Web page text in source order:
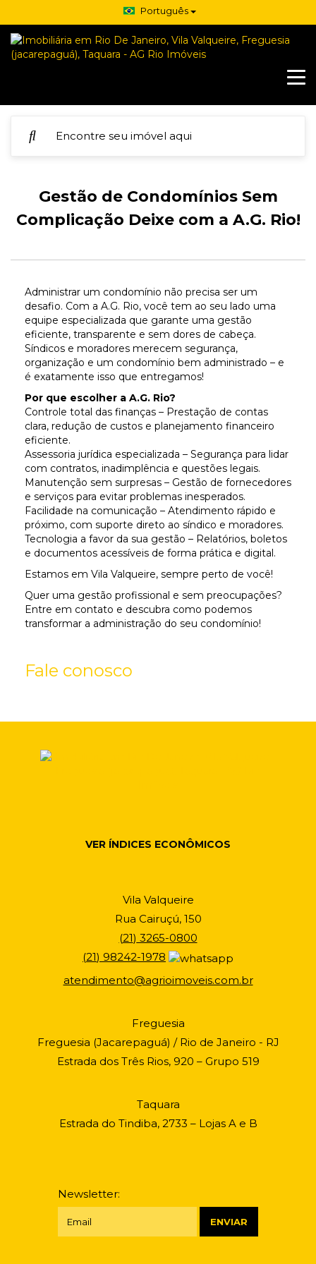
Português
Gestão de Condomínios Sem
Complicação Deixe com a A.G. Rio!
Administrar um condomínio não precisa ser um
desafio. Com a A.G. Rio, você tem ao seu lado uma
equipe especializada que garante uma gestão
eficiente, transparente e sem dores de cabeça.
Síndicos e moradores merecem segurança,
organização e um condomínio bem administrado – e
é exatamente isso que entregamos!
Por que escolher a A.G. Rio?
Controle total das finanças – Prestação de contas
clara, redução de custos e planejamento financeiro
eficiente.
Assessoria jurídica especializada – Segurança para lidar
com contratos, inadimplência e questões legais.
Manutenção sem surpresas – Gestão de fornecedores
e serviços para evitar problemas inesperados.
Facilidade na comunicação – Atendimento rápido e
próximo, com suporte direto ao síndico e moradores.
Tecnologia a favor da sua gestão – Relatórios, boletos
e documentos acessíveis de forma prática e digital.
Estamos em Vila Valqueire, sempre perto de você!
Quer uma gestão profissional e sem preocupações?
Entre em contato e descubra como podemos
transformar a administração do seu condomínio!
Fale conosco
VER ÍNDICES ECONÔMICOS
Vila Valqueire
Rua Cairuçú, 150
(21) 3265-0800
(21) 98242-1978
atendimento@agrioimoveis.com.br
Freguesia
Freguesia (Jacarepaguá) / Rio de Janeiro - RJ
Estrada dos Três Rios, 920 – Grupo 519
Taquara
Estrada do Tindiba, 2733 – Lojas A e B
Newsletter: